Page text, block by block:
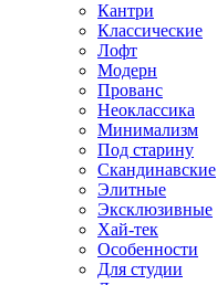
Кантри
Классические
Лофт
Модерн
Прованс
Неоклассика
Минимализм
Под старину
Скандинавские
Элитные
Эксклюзивные
Хай-тек
Особенности
Для студии